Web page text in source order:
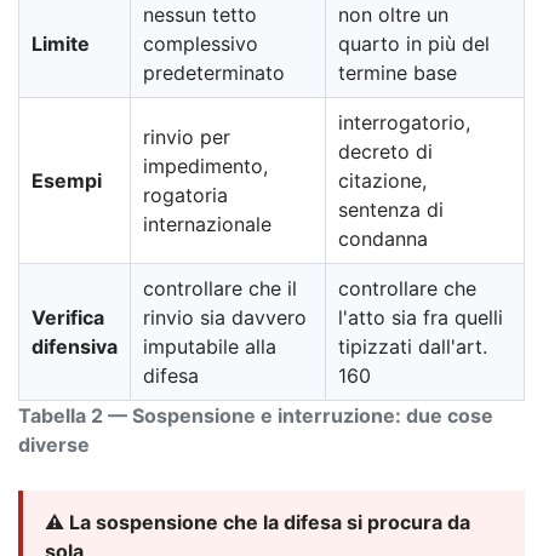
Tabella 2 — Sospensione e interruzione: due cose
diverse
Limite
nessun tetto
complessivo
predeterminato
non oltre un
quarto in più del
termine base
Esempi
rinvio per
impedimento,
rogatoria
internazionale
interrogatorio,
decreto di
citazione,
sentenza di
condanna
Verifica
difensiva
controllare che il
rinvio sia davvero
imputabile alla
difesa
controllare che
l'atto sia fra quelli
tipizzati dall'art.
160
⚠️ La sospensione che la difesa si procura da
sola